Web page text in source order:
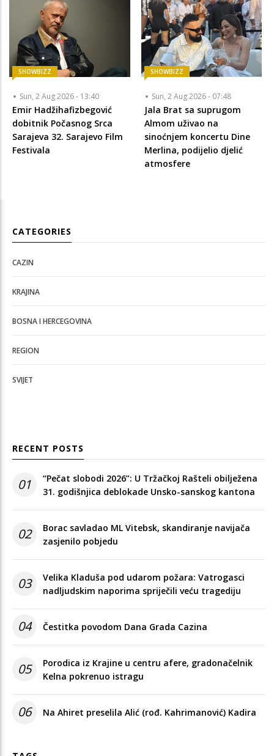
SHOWBIZZ
Sun, 2 Aug 2026 - 13:40
Emir Hadžihafizbegović
dobitnik Počasnog Srca
Sarajeva 32. Sarajevo Film
Festivala
SHOWBIZZ
Sun, 2 Aug 2026 - 07:48
Jala Brat sa suprugom
Almom uživao na
sinoćnjem koncertu Dine
Merlina, podijelio djelić
atmosfere
CATEGORIES
CAZIN
KRAJINA
BOSNA I HERCEGOVINA
REGION
SVIJET
RECENT POSTS
01
“Pečat slobodi 2026”: U Tržačkoj Rašteli obilježena
31. godišnjica deblokade Unsko-sanskog kantona
02
Borac savladao ML Vitebsk, skandiranje navijača
zasjenilo pobjedu
03
Velika Kladuša pod udarom požara: Vatrogasci
nadljudskim naporima spriječili veću tragediju
04 Čestitka povodom Dana Grada Cazina
05
Porodica iz Krajine u centru afere, gradonačelnik
Kelna pokrenuo istragu
06 Na Ahiret preselila Alić (rođ. Kahrimanović) Kadira